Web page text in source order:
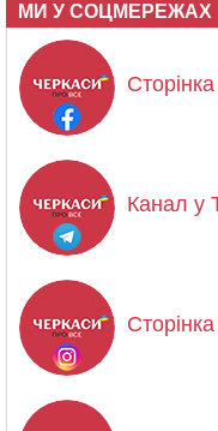
МИ У СОЦМЕРЕЖАХ
Канал у